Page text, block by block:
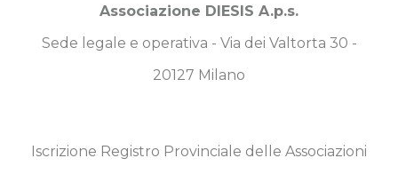
Associazione DIESIS A.p.s.
Sede legale e operativa - Via dei Valtorta 30 -
20127 Milano
Iscrizione Registro Provinciale delle Associazioni